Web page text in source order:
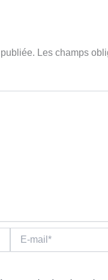
Les champs
mail*